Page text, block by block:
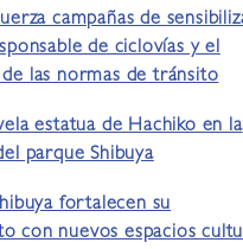
campañas de
de ciclovías y el
las normas de tránsito
estatua de Hachiko en la
parque Shibuya
fortalecen su
con nuevos espacios